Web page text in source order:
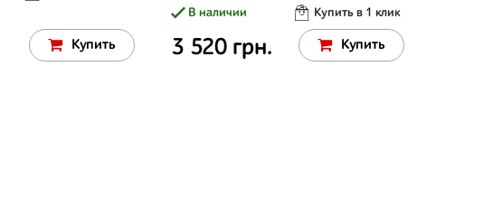
Купить
В наличии Купить в 1 клик
3 520 грн. Купить